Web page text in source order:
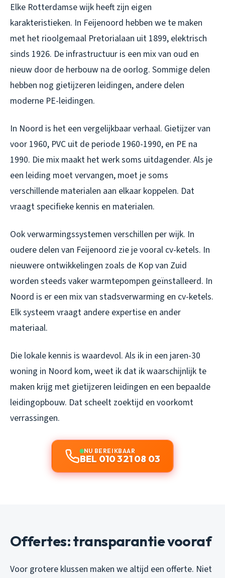
Elke Rotterdamse wijk heeft zijn eigen
karakteristieken. In Feijenoord hebben we te maken
met het rioolgemaal Pretorialaan uit 1899, elektrisch
sinds 1926. De infrastructuur is een mix van oud en
nieuw door de herbouw na de oorlog. Sommige delen
hebben nog gietijzeren leidingen, andere delen
moderne PE-leidingen.
In Noord is het een vergelijkbaar verhaal. Gietijzer van
voor 1960, PVC uit de periode 1960-1990, en PE na
1990. Die mix maakt het werk soms uitdagender. Als je
een leiding moet vervangen, moet je soms
verschillende materialen aan elkaar koppelen. Dat
vraagt specifieke kennis en materialen.
Ook verwarmingssystemen verschillen per wijk. In
oudere delen van Feijenoord zie je vooral cv-ketels. In
nieuwere ontwikkelingen zoals de Kop van Zuid
worden steeds vaker warmtepompen geïnstalleerd. In
Noord is er een mix van stadsverwarming en cv-ketels.
Elk systeem vraagt andere expertise en ander
materiaal.
Die lokale kennis is waardevol. Als ik in een jaren-30
woning in Noord kom, weet ik dat ik waarschijnlijk te
maken krijg met gietijzeren leidingen en een bepaalde
leidingopbouw. Dat scheelt zoektijd en voorkomt
verrassingen.
NU BEREIKBAAR
BEL 010 321 08 03
Offertes: transparantie vooraf
Voor grotere klussen maken we altijd een offerte. Niet